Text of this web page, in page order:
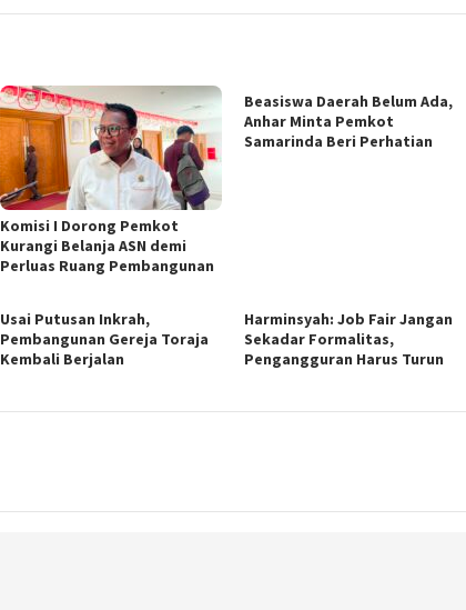
Komisi I Dorong Pemkot
Kurangi Belanja ASN demi
Perluas Ruang Pembangunan
Beasiswa Daerah Belum Ada,
Anhar Minta Pemkot
Samarinda Beri Perhatian
Usai Putusan Inkrah,
Pembangunan Gereja Toraja
Kembali Berjalan
Harminsyah: Job Fair Jangan
Sekadar Formalitas,
Pengangguran Harus Turun